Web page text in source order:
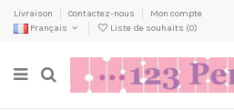
Livraison Contactez-nous
Mon compte
Français
Liste de souhaits (0)